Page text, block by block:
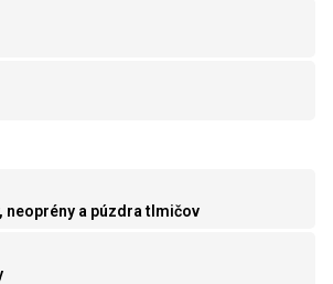
neoprény a púzdra tlmičov